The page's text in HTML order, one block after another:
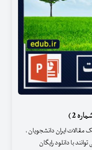
2 )
مقالات ایران دانشجویان ،
با دانلود رایگان